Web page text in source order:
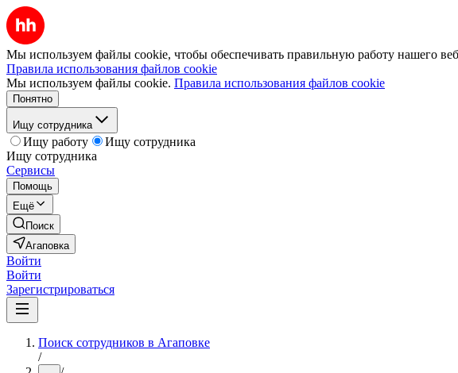
Мы используем файлы cookie, чтобы обеспечивать правильную работу нашего
Правила использования файлов cookie
Мы используем файлы cookie. Правила использования файлов cookie
Понятно
Ищу сотрудника
Ищу работу
Ищу сотрудника
Ищу сотрудника
Сервисы
Помощь
Ещё
Поиск
Агаповка
Войти
Войти
Зарегистрироваться
Поиск сотрудников в Агаповке
/